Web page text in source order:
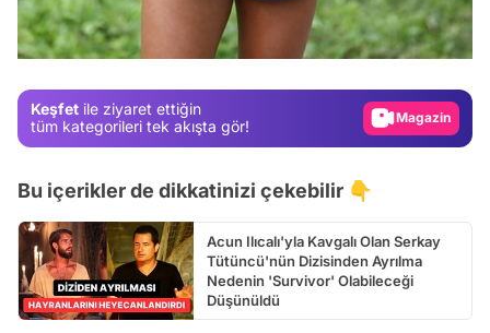
Keşfet ile ziyaret ettiğin
tüm kategorileri tek akışta gör!
Test
Gündem
Video
Bu içerikler de dikkatinizi çekebilir 👇
Acun Ilıcalı'yla Kavgalı Olan Serkay
Tütüncü'nün Dizisinden Ayrılma
Nedenin 'Survivor' Olabileceği
Düşünüldü